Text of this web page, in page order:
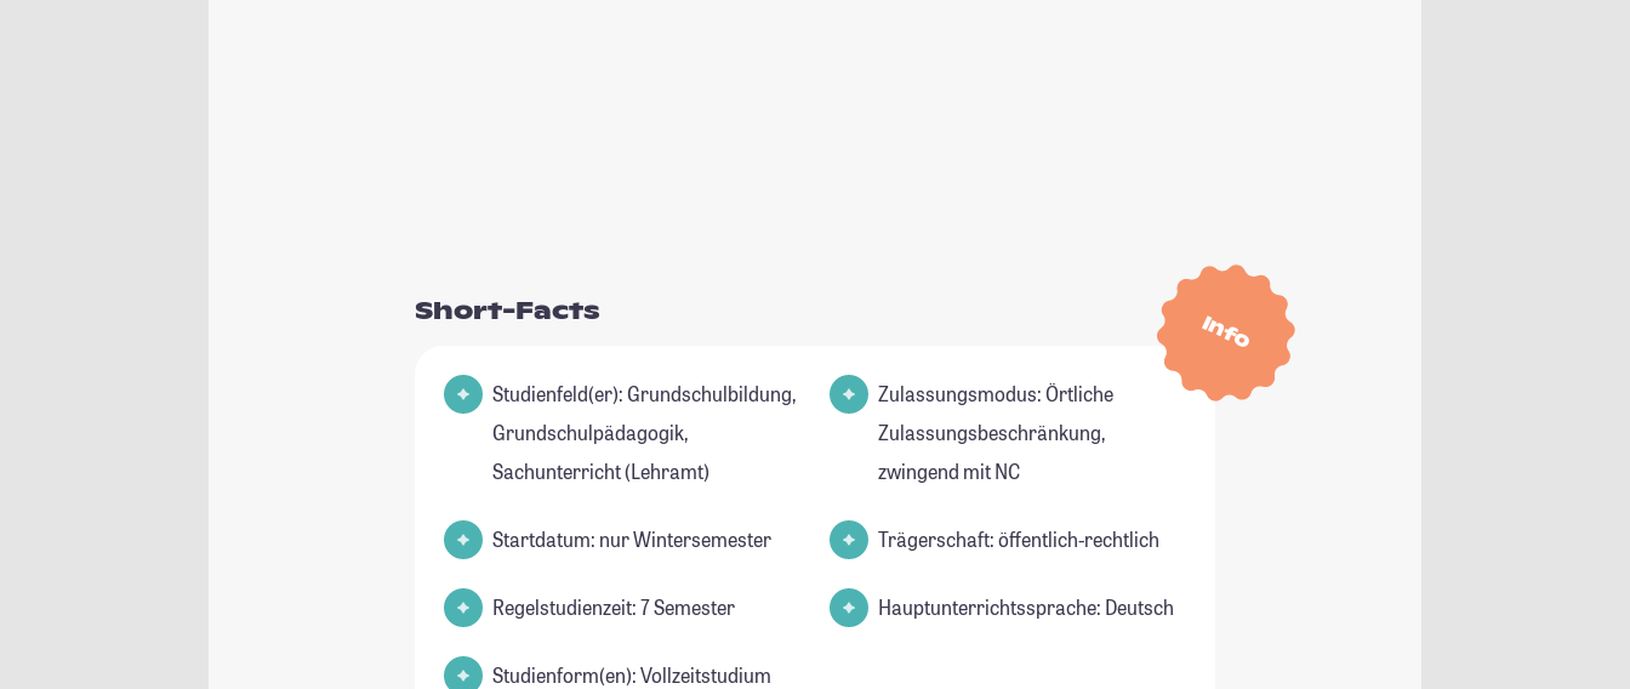
Info
Short-Facts
Studienfeld(er): Grundschulbildung,
Grundschulpädagogik,
Sachunterricht (Lehramt)
Startdatum: nur Wintersemester
Regelstudienzeit: 7 Semester
Studienform(en): Vollzeitstudium
Zulassungsmodus: Örtliche
Zulassungsbeschränkung,
zwingend mit NC
Trägerschaft: öffentlich-rechtlich
Hauptunterrichtssprache: Deutsch